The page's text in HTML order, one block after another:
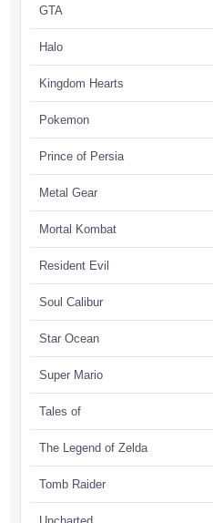
GTA
Halo
Kingdom Hearts
Pokemon
Prince of Persia
Metal Gear
Mortal Kombat
Resident Evil
Soul Calibur
Star Ocean
Super Mario
Tales of
The Legend of Zelda
Tomb Raider